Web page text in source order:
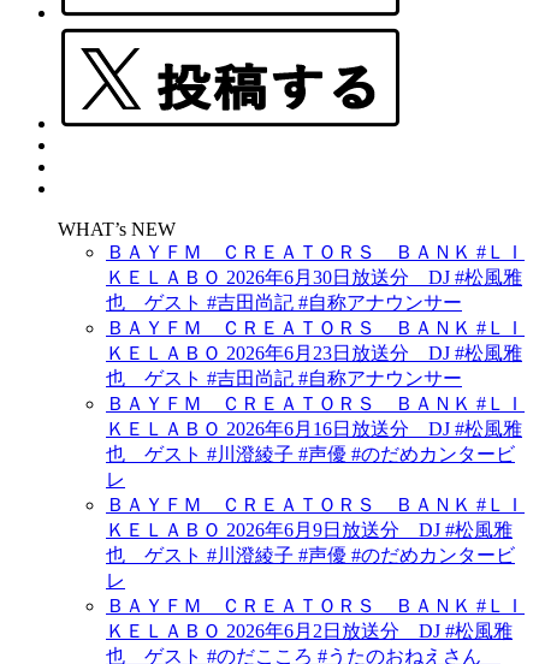
WHAT’s NEW
ＢＡＹＦＭ ＣＲＥＡＴＯＲＳ ＢＡＮＫ #ＬＩ
ＫＥＬＡＢＯ 2026年6月30日放送分 DJ #松風雅
也 ゲスト #吉田尚記 #自称アナウンサー
ＢＡＹＦＭ ＣＲＥＡＴＯＲＳ ＢＡＮＫ #ＬＩ
ＫＥＬＡＢＯ 2026年6月23日放送分 DJ #松風雅
也 ゲスト #吉田尚記 #自称アナウンサー
ＢＡＹＦＭ ＣＲＥＡＴＯＲＳ ＢＡＮＫ #ＬＩ
ＫＥＬＡＢＯ 2026年6月16日放送分 DJ #松風雅
也 ゲスト #川澄綾子 #声優 #のだめカンタービ
レ
ＢＡＹＦＭ ＣＲＥＡＴＯＲＳ ＢＡＮＫ #ＬＩ
ＫＥＬＡＢＯ 2026年6月9日放送分 DJ #松風雅
也 ゲスト #川澄綾子 #声優 #のだめカンタービ
レ
ＢＡＹＦＭ ＣＲＥＡＴＯＲＳ ＢＡＮＫ #ＬＩ
ＫＥＬＡＢＯ 2026年6月2日放送分 DJ #松風雅
也 ゲスト #のだこころ #うたのおねえさん